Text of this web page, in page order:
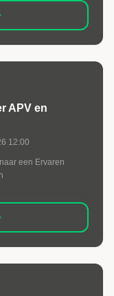
APV en
12:00
een Ervaren